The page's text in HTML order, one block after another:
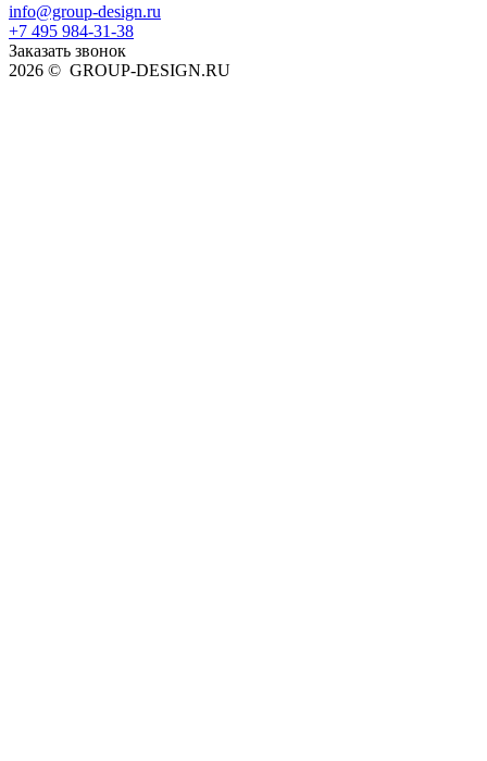
info@group-design.ru
+7 495 984-31-38
Заказать звонок
2026 © GROUP-DESIGN.RU